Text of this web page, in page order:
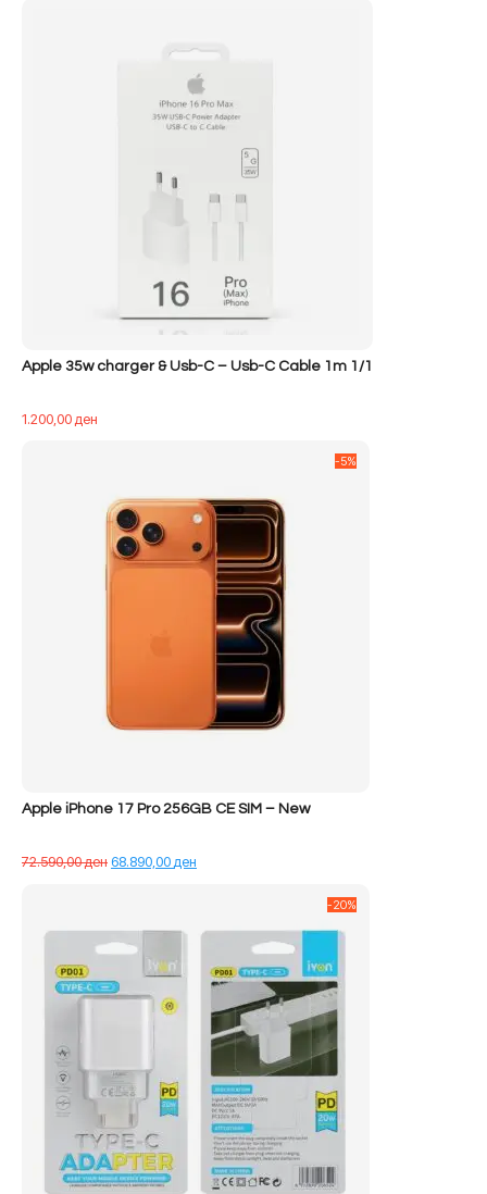
Apple 35w charger & Usb-C – Usb-C Cable 1m 1/1
1.200,00ден
Apple iPhone 17 Pro 256GB CE SIM – New
72.590,00денÇmimi
68.890,00ден
68.890,00 ден.
-5%
-20%